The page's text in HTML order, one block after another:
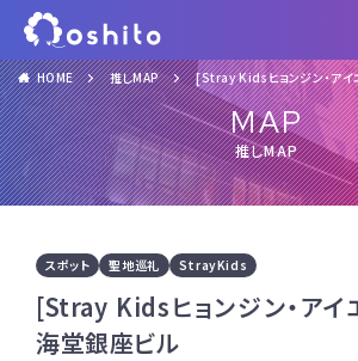
HOME 推しMAP [Stray Kidsヒョンジン・ア
MAP
推しMAP
スポット 聖地巡礼 StrayKids
[Stray Kidsヒョンジン・ア
海堂銀座ビル